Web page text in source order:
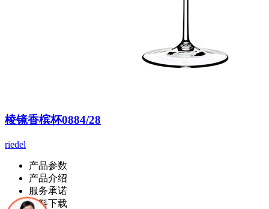
棱镜香槟杯0884/28
riedel
产品参数
产品介绍
服务承诺
资料下载